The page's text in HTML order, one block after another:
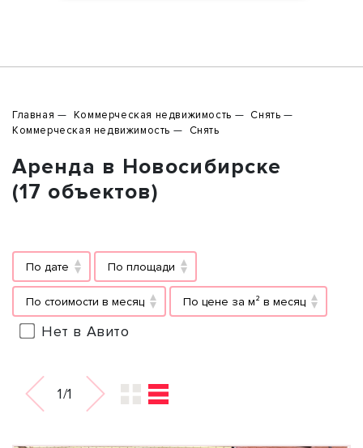
Главная Коммерческая недвижимость
Снять
Коммерческая недвижимость
Снять
Аренда в Новосибирске
(17 объектов)
По дате По площади
По стоимости в месяц По цене за м² в месяц
Нет в Авито
1/1